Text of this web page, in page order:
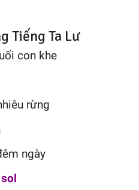
Tiếng Ta Lư
con khe
rừng
ngày